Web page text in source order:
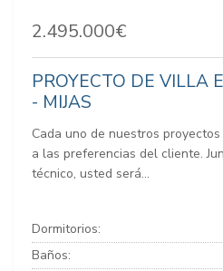
2.495.000€
PROYECTO DE VILLA
- MIJAS
Cada uno de nuestros
a las preferencias del cliente.
técnico, usted será...
Dormitorios:
Baños: